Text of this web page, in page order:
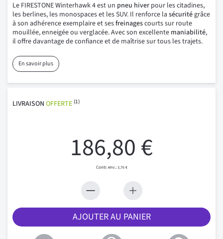
Le FIRESTONE Winterhawk 4 est un pneu hiver pour les citadines,
les berlines, les monospaces et les SUV. Il renforce la sécuritégrâce
à son adhérence exemplaire et sesfreinagescourts sur route
mouillée, enneigée ou verglacée. Avec son excellente maniabilité,
il offre davantage de confiance et de maîtrise sur tous les trajets.
En savoir plus
LIVRAISON OFFERTE (1)
186,80 €
3,76 €
AJOUTER AU PANIER